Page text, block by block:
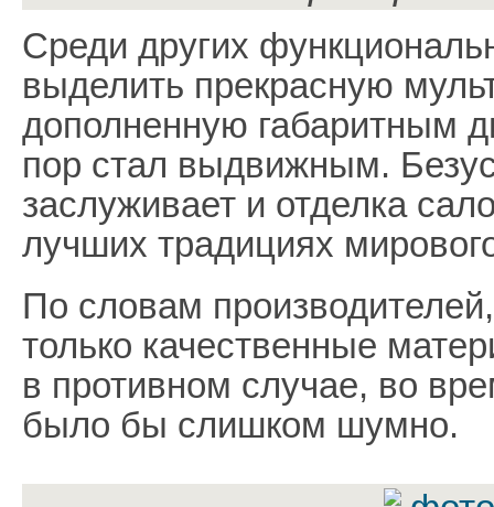
Среди других
выделить прекрасную
дополненную габаритным
пор стал выдвижным.
заслуживает и отделка
лучших традициях
По словам
только качественные
в противном случае, во
было бы слишком шумно.